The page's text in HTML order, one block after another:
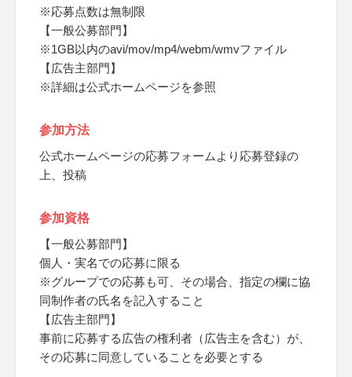
※応募点数は無制限
【一般公募部門】
※1GB以内のavi/mov/mp4/webm/wmvファイル
【広告主部門】
※詳細は公式ホームページを参照
参加方法
公式ホームページの応募フォームより応募登録の
上、投稿
参加資格
【一般公募部門】
個人・実名での応募に限る
※グループでの応募も可、その場合、指定の欄に協
同制作者の氏名を記入すること
【広告主部門】
事前に応募する広告の権利者（広告主を含む）が、
その応募に同意していることを必要とする